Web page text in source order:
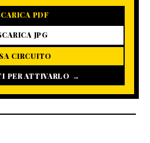
PDF
JPG
CIRCUITO
PER ATTIVARLO →